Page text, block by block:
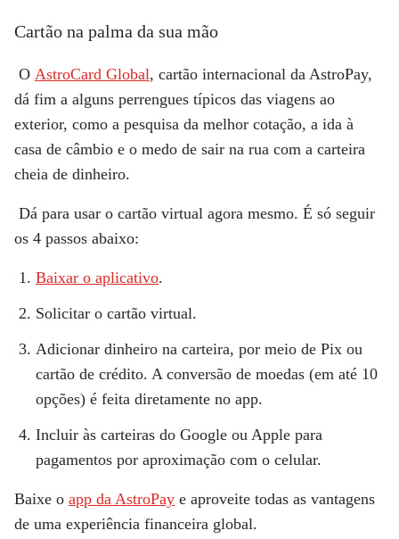
Cartão na palma da sua mão
O AstroCard Global, cartão internacional da AstroPay,
dá fim a alguns perrengues típicos das viagens ao
exterior, como a pesquisa da melhor cotação, a ida à
casa de câmbio e o medo de sair na rua com a carteira
cheia de dinheiro.
Dá para usar o cartão virtual agora mesmo. É só seguir
os 4 passos abaixo:
Baixar o aplicativo.
Solicitar o cartão virtual.
Adicionar dinheiro na carteira, por meio de Pix ou
cartão de crédito. A conversão de moedas (em até 10
opções) é feita diretamente no app.
Incluir às carteiras do Google ou Apple para
pagamentos por aproximação com o celular.
Baixe o app da AstroPay e aproveite todas as vantagens
de uma experiência financeira global.